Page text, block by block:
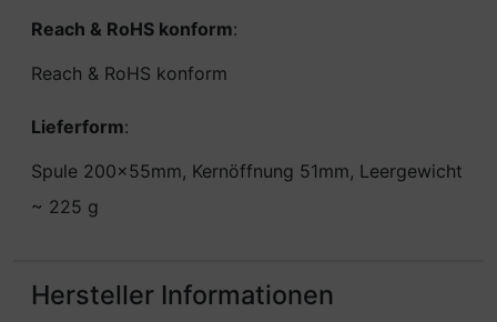
Reach & RoHS konform:
Reach & RoHS konform
Lieferform:
Spule 200x55mm, Kernöffnung 51mm, Leergewicht
~ 225 g
Hersteller Informationen